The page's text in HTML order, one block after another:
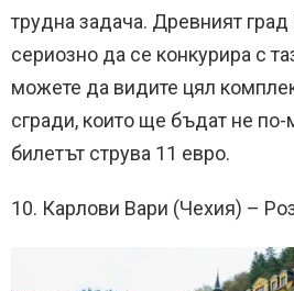
трудна задача. Древният
сериозно да се конкурира с
можете да видите цял
сгради, които ще бъдат не по-
билетът струва 11 евро.
10. Карлови Вари (Чехия) –